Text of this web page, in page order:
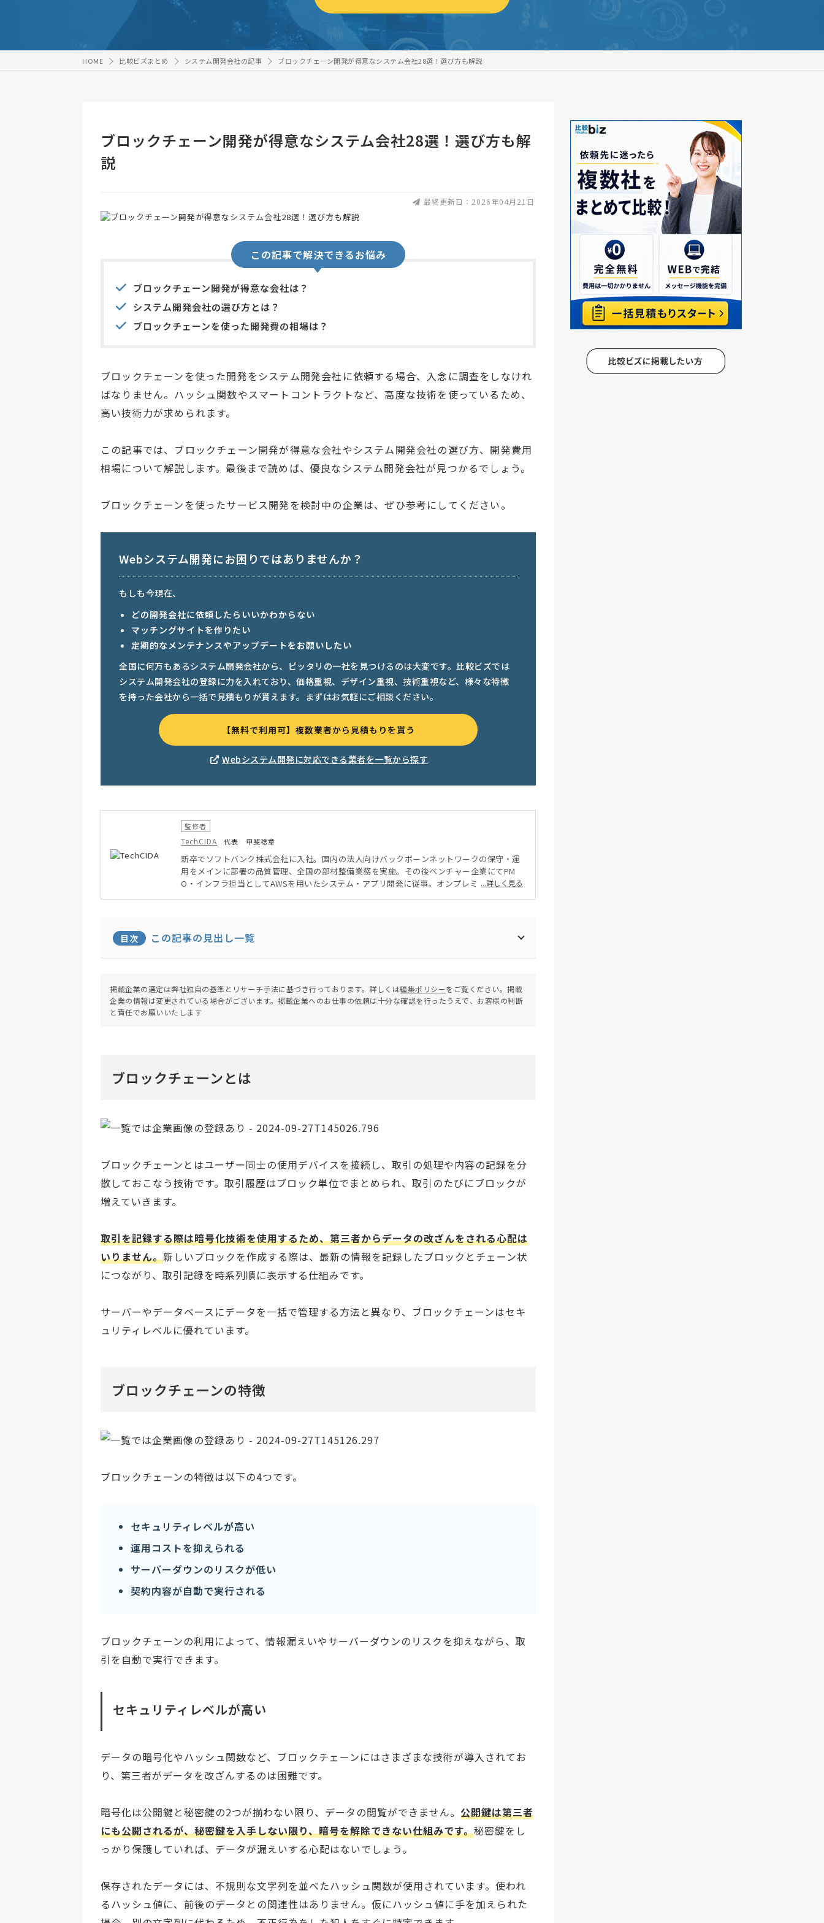
HOME 比較ビズまとめ システム開発会社の記事 ブロックチェーン開発が得意なシステム会社28選！選び方も解説
ブロックチェーン開発が得意なシステム会社28選！選び方も解
説
最終更新日：2026年04月21日
この記事で解決できるお悩み
ブロックチェーン開発が得意な会社は？
システム開発会社の選び方とは？
ブロックチェーンを使った開発費の相場は？
ブロックチェーンを使った開発をシステム開発会社に依頼する場合、入念に調査をしなけれ
ばなりません。ハッシュ関数やスマートコントラクトなど、高度な技術を使っているため、
高い技術力が求められます。
この記事では、ブロックチェーン開発が得意な会社やシステム開発会社の選び方、開発費用
相場について解説します。最後まで読めば、優良なシステム開発会社が見つかるでしょう。
ブロックチェーンを使ったサービス開発を検討中の企業は、ぜひ参考にしてください。
Webシステム開発にお困りではありませんか？
もしも今現在、
どの開発会社に依頼したらいいかわからない
マッチングサイトを作りたい
定期的なメンテナンスやアップデートをお願いしたい
全国に何万もあるシステム開発会社から、ピッタリの一社を見つけるのは大変です。比較ビズでは
システム開発会社の登録に力を入れており、価格重視、デザイン重視、技術重視など、様々な特徴
を持った会社から一括で見積もりが貰えます。まずはお気軽にご相談ください。
【無料で利用可】複数業者から見積もりを貰う
Webシステム開発に対応できる業者を一覧から探す
監修者
TechCIDA 代表 甲斐稔章
新卒でソフトバンク株式会社に入社。国内の法人向けバックボーンネットワークの保守・運
用をメインに部署の品質管理、全国の部材整備業務を実施。その後ベンチャー企業にてPM
O・インフラ担当としてAWSを用いたシステム・アプリ開発に従事。オンプレミス・クラウ
...詳しく見る
目次 この記事の見出し一覧
掲載企業の選定は弊社独自の基準とリサーチ手法に基づき行っております。詳しくは編集ポリシーをご覧ください。掲載
企業の情報は変更されている場合がございます。掲載企業へのお仕事の依頼は十分な確認を行ったうえで、お客様の判断
と責任でお願いいたします
ブロックチェーンとは
ブロックチェーンとはユーザー同士の使用デバイスを接続し、取引の処理や内容の記録を分
散しておこなう技術です。取引履歴はブロック単位でまとめられ、取引のたびにブロックが
増えていきます。
取引を記録する際は暗号化技術を使用するため、第三者からデータの改ざんをされる心配は
いりません。新しいブロックを作成する際は、最新の情報を記録したブロックとチェーン状
につながり、取引記録を時系列順に表示する仕組みです。
サーバーやデータベースにデータを一括で管理する方法と異なり、ブロックチェーンはセキ
ュリティレベルに優れています。
ブロックチェーンの特徴
ブロックチェーンの特徴は以下の4つです。
セキュリティレベルが高い
運用コストを抑えられる
サーバーダウンのリスクが低い
契約内容が自動で実行される
ブロックチェーンの利用によって、情報漏えいやサーバーダウンのリスクを抑えながら、取
引を自動で実行できます。
セキュリティレベルが高い
データの暗号化やハッシュ関数など、ブロックチェーンにはさまざまな技術が導入されてお
り、第三者がデータを改ざんするのは困難です。
暗号化は公開鍵と秘密鍵の2つが揃わない限り、データの閲覧ができません。 公開鍵は第三者
にも公開されるが、秘密鍵を入手しない限り、暗号を解除できない仕組みです。秘密鍵をし
っかり保護していれば、データが漏えいする心配はないでしょう。
保存されたデータには、不規則な文字列を並べたハッシュ関数が使用されています。使われ
るハッシュ値に、前後のデータとの関連性はありません。仮にハッシュ値に手を加えられた